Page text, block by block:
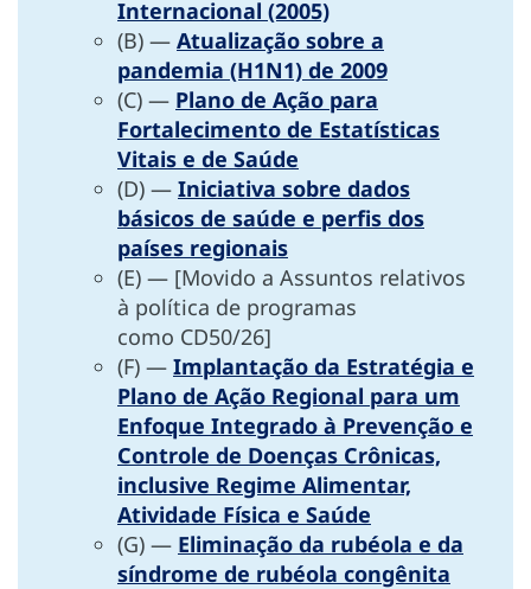
Internacional (2005)
(B) — Atualização sobre a
pandemia (H1N1) de 2009
(C) — Plano de Ação para
Fortalecimento de Estatísticas
Vitais e de Saúde
(D) — Iniciativa sobre dados
básicos de saúde e perfis dos
países regionais
(E) — [Movido a Assuntos relativos
à política de programas
como CD50/26]
(F) — Implantação da Estratégia e
Plano de Ação Regional para um
Enfoque Integrado à Prevenção e
Controle de Doenças Crônicas,
inclusive Regime Alimentar,
Atividade Física e Saúde
(G) — Eliminação da rubéola e da
síndrome de rubéola congênita